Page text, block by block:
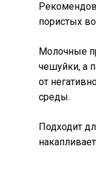
пористых
Молочные
чешуйки, а
от
среды.
Подходит